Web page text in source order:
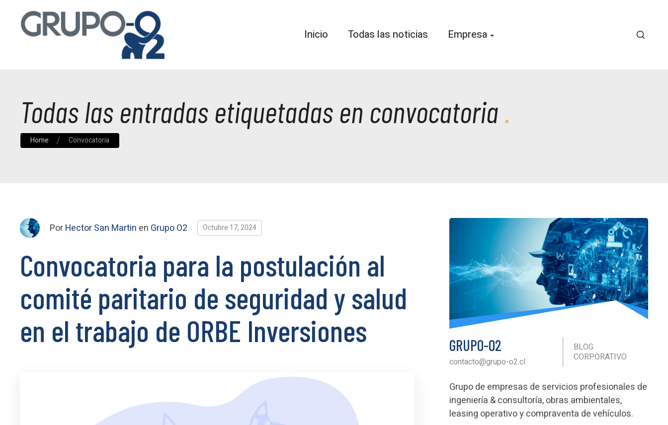
Inicio Todas las noticias Empresa
Todas las entradas etiquetadas en convocatoria
Home Convocatoria
PorHector San Martin en Grupo O2 Octubre 17, 2024
Convocatoria para la postulación al
comité paritario de seguridad y salud
en el trabajo de ORBE Inversiones
GRUPO-O2
contacto@grupo-o2.cl
BLOG
CORPORATIVO
Grupo de empresas de servicios profesionales de
ingeniería & consultoría, obras ambientales,
leasing operativo y compraventa de vehículos.